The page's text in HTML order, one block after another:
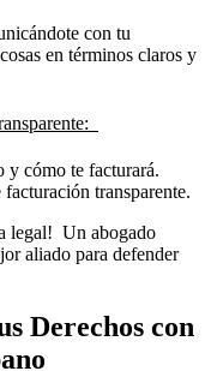
con tu
en términos claros y
y cómo te facturará.
transparente.
legal! Un abogado
aliado para defender
Derechos con